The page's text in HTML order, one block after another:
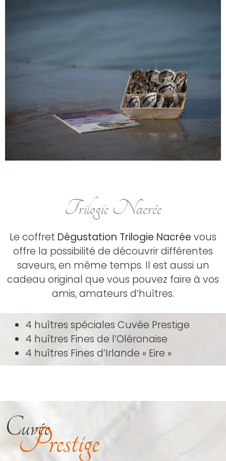
Trilogie Nacrée
Le coffret Dégustation Trilogie Nacrée vous
offre la possibilité de découvrir différentes
saveurs, en même temps. Il est aussi un
cadeau original que vous pouvez faire à vos
amis, amateurs d’huîtres.
4 huîtres spéciales Cuvée Prestige
4 huîtres Fines de l’Oléronaise
4 huîtres Fines d’Irlande « Eire »
Cuvée
Prestige